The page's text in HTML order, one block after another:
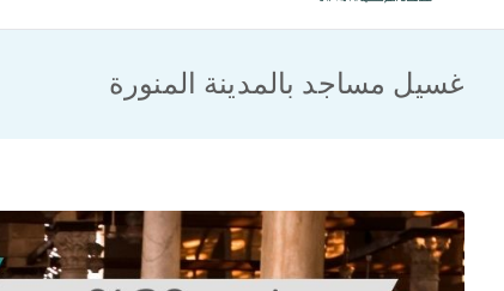
غسيل مساجد بالمدينة المنورة